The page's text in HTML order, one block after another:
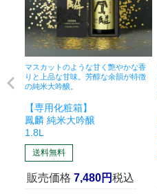
マスカットのような甘く艶やかな香
りと上品な甘味。芳醇な余韻が特徴
の純米大吟醸。
【専用化粧箱】
鳳麟 純米大吟醸
1.8L
送料無料
販売価格 7,480 税込